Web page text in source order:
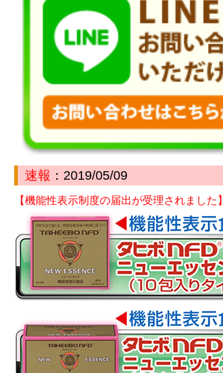
速報 ：2019/05/09
【機能性表示制度の届出が受理されました】